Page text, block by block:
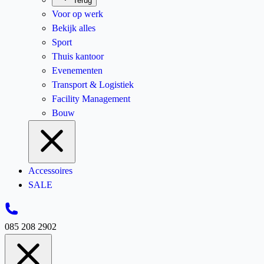
Voor op werk
Bekijk alles
Sport
Thuis kantoor
Evenementen
Transport & Logistiek
Facility Management
Bouw
Accessoires
SALE
085 208 2902